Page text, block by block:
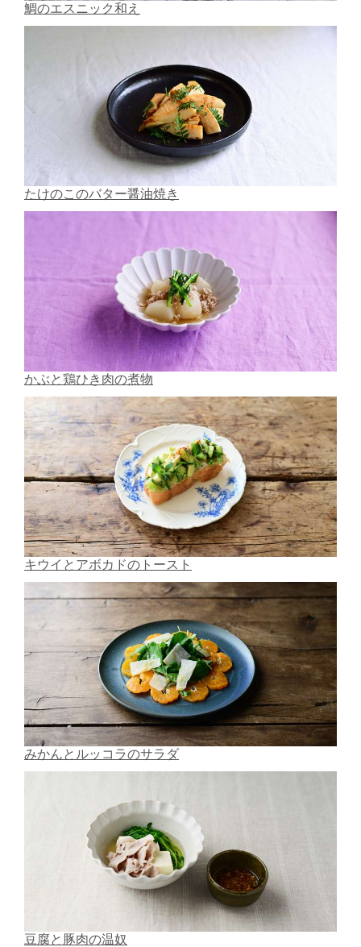
鯛のエスニック和え
たけのこのバター醤油焼き
かぶと鶏ひき肉の煮物
キウイとアボカドのトースト
みかんとルッコラのサラダ
豆腐と豚肉の温奴